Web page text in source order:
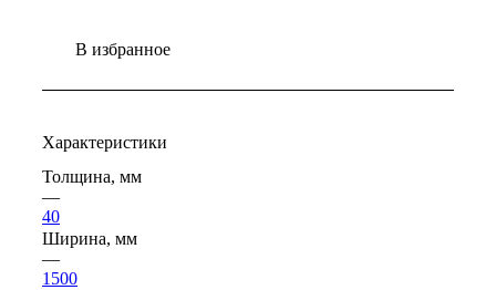
В избранное
Характеристики
Толщина, мм
—
40
Ширина, мм
—
1500